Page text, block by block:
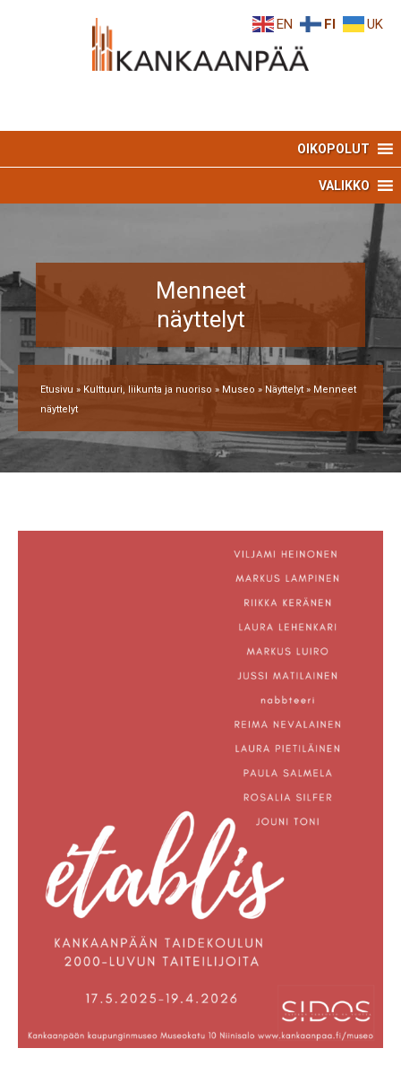
OIKOPOLUT
VALIKKO
Menneet
näyttelyt
Etusivu » Kulttuuri, liikunta ja nuoriso » Museo » Näyttelyt » Menneet
näyttelyt
EN FI UK